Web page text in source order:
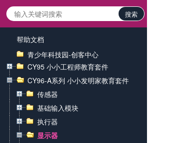
搜索
帮助文档
青少年科技园-创客中心
CY95 小小工程师教育套件
CY96-A系列 小小发明家教育套件
传感器
基础输入模块
执行器
显示器